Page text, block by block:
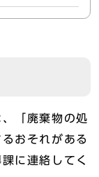
「廃棄物の処
おそれがある
に連絡してく